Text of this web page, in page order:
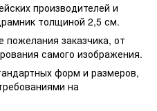
производителей и
толщиной 2,5 см.
заказчика, от
самого изображения.
форм и размеров,
на